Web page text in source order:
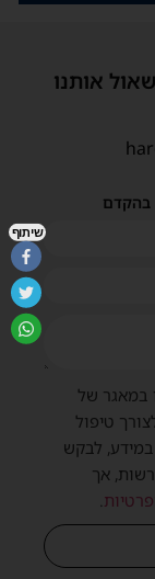
אותנו
בהקדם
במאגר של
טיפול
במידע, לבקש
אך
.
שיתוף